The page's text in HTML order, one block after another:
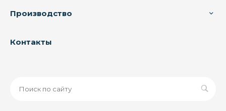
Производство
Контакты